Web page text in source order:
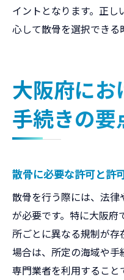
イントとなります。正
心して散骨を選択できる
大阪府にお
手続きの要
散骨に必要な許可と許
散骨を行う際には、法
が必要です。特に大阪府
所ごとに異なる規制が
場合は、所定の海域や手
専門業者を利用するこ